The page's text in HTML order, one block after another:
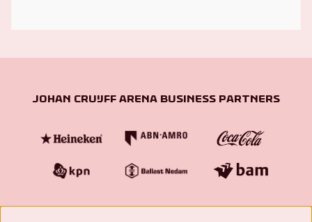
Johan Cruijff ArenA Business Partners